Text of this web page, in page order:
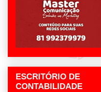
ESCRITÓRIO DE
CONTABILIDADE